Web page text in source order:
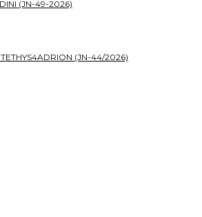
(JN-49-2026)
(JN-44/2026)